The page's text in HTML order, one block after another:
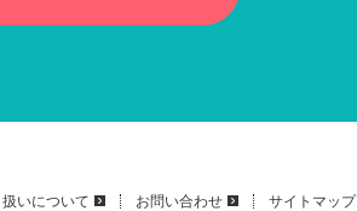
いについて お問い合わせ サイトマップ